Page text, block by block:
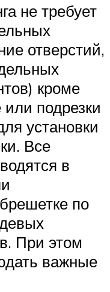
не требует
отверстий,
кроме
подрезки
установки
Все
в
по
При этом
важные